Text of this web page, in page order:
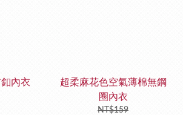
內衣
超柔麻花色空氣薄棉無鋼
圈內衣
NT$159